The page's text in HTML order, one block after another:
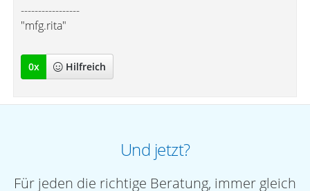
-----------------
"mfg.rita"
0x Hilfreich
Und jetzt?
Für jeden die richtige Beratung, immer gleich